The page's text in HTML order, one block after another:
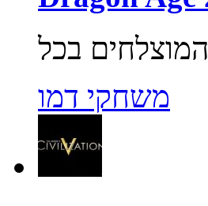
משחקי דמו